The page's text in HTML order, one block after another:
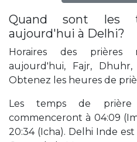
Quand sont les
aujourd'hui à Delhi?
Horaires des prières
aujourd'hui, Fajr,
Obtenez les heures de
Les temps de
commenceront à 04:09
20:34 (Icha). Delhi Inde